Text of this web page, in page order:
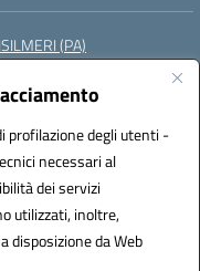
profilazione degli utenti -
necessari al
dei servizi
utilizzati, inoltre,
da Web
(PA)
(IPA): istsc_ PAIC8BW002